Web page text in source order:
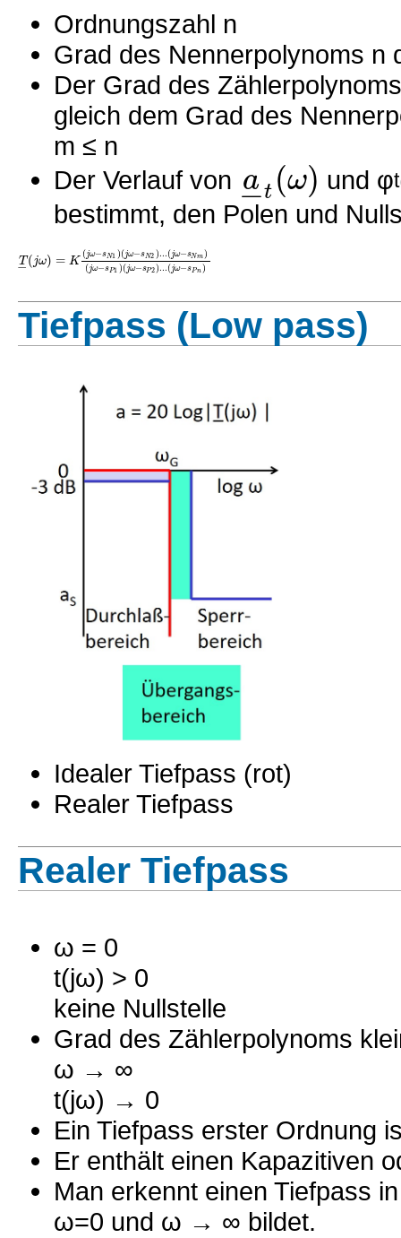
Ordnungszahl n
Grad des Nennerpolynoms n
Der Grad des
gleich dem Grad des
m ≤ n
Der Verlauf von a
−t(ω) und φt
bestimmt, den Polen und
T
−(jω) = K (jω−sN1)(jω−sN2)...(jω−sNm)
(jω−sP1)(jω−sP2)...(jω−sPn)
Tiefpass (Low pass)
Idealer Tiefpass (rot)
Realer Tiefpass
Realer Tiefpass
ω = 0
t(jω) > 0
keine Nullstelle
Grad des Zählerpolynoms
ω → ∞
t(jω) → 0
Ein Tiefpass erster Ordnung
Er enthält einen Kapazitiven
Man erkennt einen Tiefpass
ω=0 und ω → ∞ bildet.